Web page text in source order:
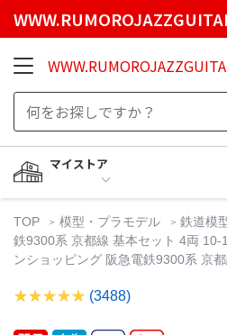
マイストア
TOP 模型・プラモデル 鉄道模
鉄9300系 京都線 基本セット 4両 10-
ンショッピング 阪急電鉄9300系 京
(3488)